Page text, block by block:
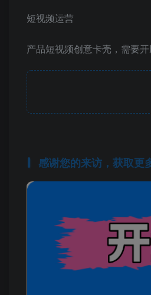
短视频运营
产品短视频创意卡壳，需要
感谢您的来访，获取更